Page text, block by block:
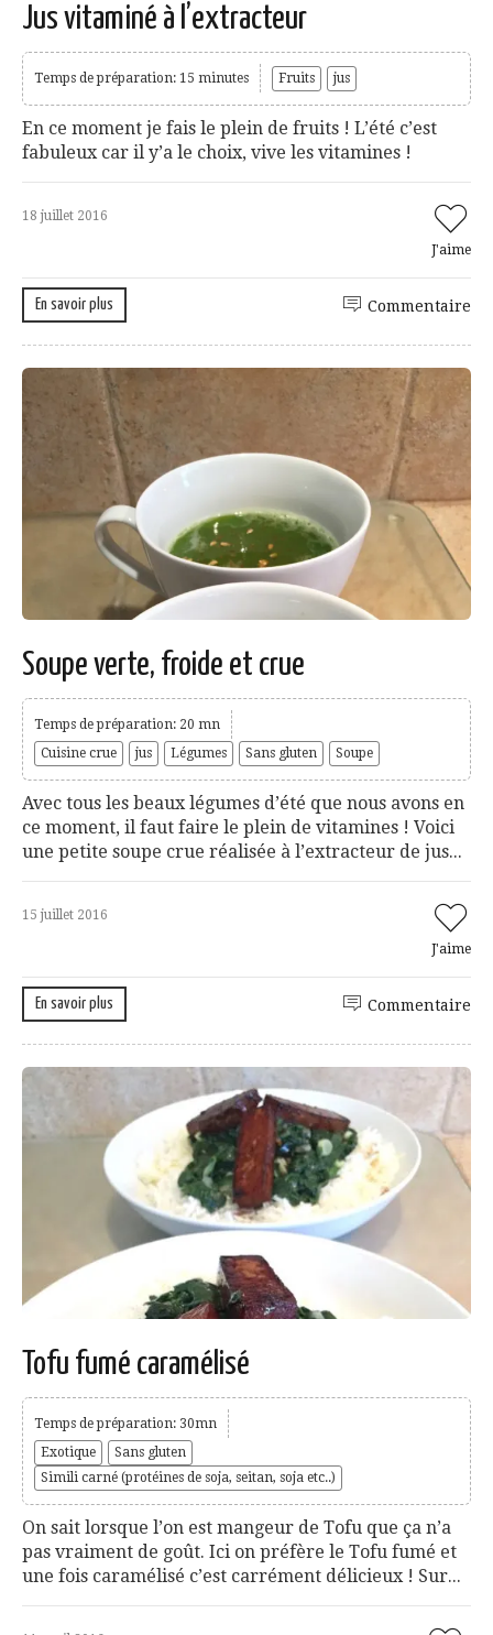
Jus vitaminé à l’extracteur
Temps de préparation: 15 minutes Fruits jus
En ce moment je fais le plein de fruits ! L’été c’est
fabuleux car il y’a le choix, vive les vitamines !
18 juillet 2016
J'aime
En savoir plus Commentaire
Soupe verte, froide et crue
Temps de préparation: 20 mn
Cuisine crue
jus Légumes Sans gluten Soupe
Avec tous les beaux légumes d’été que nous avons en
ce moment, il faut faire le plein de vitamines ! Voici
une petite soupe crue réalisée à l’extracteur de jus...
15 juillet 2016
J'aime
En savoir plus Commentaire
Tofu fumé caramélisé
Temps de préparation: 30mn
Exotique
Sans gluten
Simili carné (protéines de soja, seitan, soja etc..)
On sait lorsque l’on est mangeur de Tofu que ça n’a
pas vraiment de goût. Ici on préfère le Tofu fumé et
une fois caramélisé c’est carrément délicieux ! Sur...